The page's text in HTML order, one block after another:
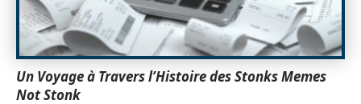
Un Voyage à Travers l’Histoire des Stonks Memes
Not Stonk